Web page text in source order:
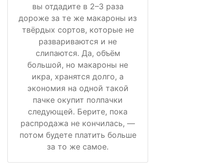
вы отдадите в 2–3 раза
дороже за те же макароны из
твёрдых сортов, которые не
развариваются и не
слипаются. Да, объём
большой, но макароны не
икра, хранятся долго, а
экономия на одной такой
пачке окупит полпачки
следующей. Берите, пока
распродажа не кончилась, —
потом будете платить больше
за то же самое.